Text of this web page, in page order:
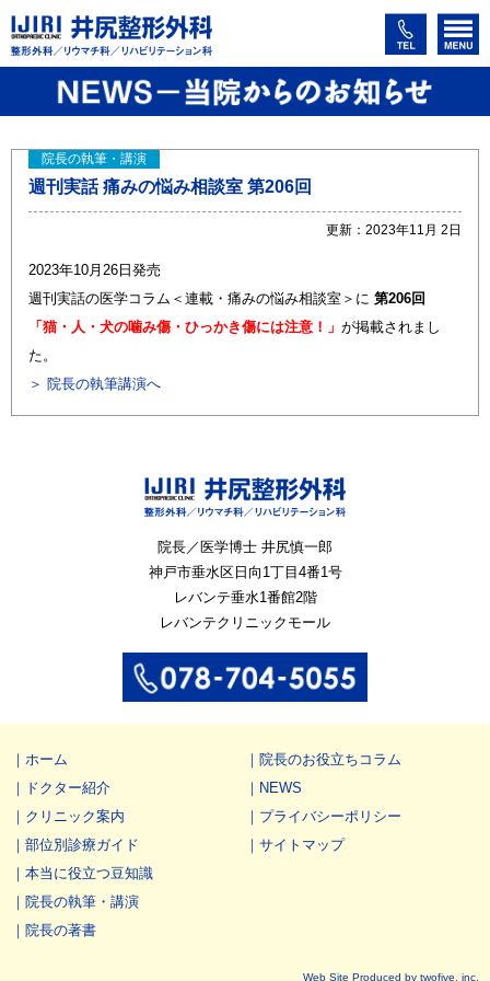
院長の執筆・講演
週刊実話 痛みの悩み相談室 第206回
更新：2023年11月 2日
2023年10月26日発売
週刊実話の医学コラム＜連載・痛みの悩み相談室＞に 第206回
「猫・人・犬の噛み傷・ひっかき傷には注意！」 が掲載されまし
た。
＞ 院長の執筆講演へ
院長／医学博士 井尻慎一郎
神戸市垂水区日向1丁目4番1号
レバンテ垂水1番館2階
レバンテクリニックモール
ホーム
ドクター紹介
クリニック案内
部位別診療ガイド
本当に役立つ豆知識
院長の執筆・講演
院長の著書
院長のお役立ちコラム
NEWS
プライバシーポリシー
サイトマップ
Web Site Produced by twofive, inc.